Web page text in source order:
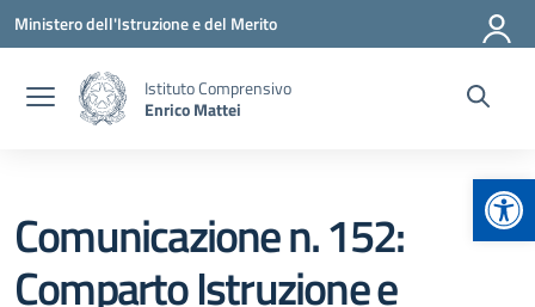
Vai ai contenuti
Vai al menu di navigazione
Vai al footer
Ministero dell'Istruzione e del Merito
Istituto Comprensivo
Enrico Mattei
Comunicazione n. 152:
Comparto Istruzione e